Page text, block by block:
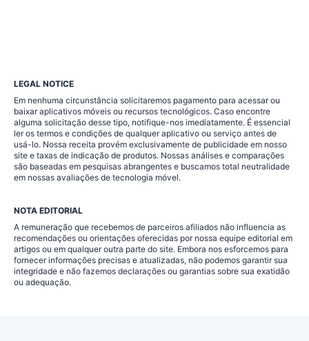
LEGAL NOTICE
Em nenhuma circunstância solicitaremos pagamento para acessar ou
baixar aplicativos móveis ou recursos tecnológicos. Caso encontre
alguma solicitação desse tipo, notifique-nos imediatamente. É essencial
ler os termos e condições de qualquer aplicativo ou serviço antes de
usá-lo. Nossa receita provém exclusivamente de publicidade em nosso
site e taxas de indicação de produtos. Nossas análises e comparações
são baseadas em pesquisas abrangentes e buscamos total neutralidade
em nossas avaliações de tecnologia móvel.
NOTA EDITORIAL
A remuneração que recebemos de parceiros afiliados não influencia as
recomendações ou orientações oferecidas por nossa equipe editorial em
artigos ou em qualquer outra parte do site. Embora nos esforcemos para
fornecer informações precisas e atualizadas, não podemos garantir sua
integridade e não fazemos declarações ou garantias sobre sua exatidão
ou adequação.